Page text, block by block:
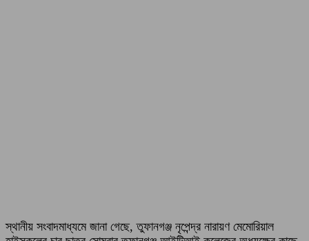
স্থানীয় সংবাদমাধ্যমে জানা গেছে, তুফানগঞ্জ নৃপেন্দ্র নারায়ণ মেমোরিয়াল